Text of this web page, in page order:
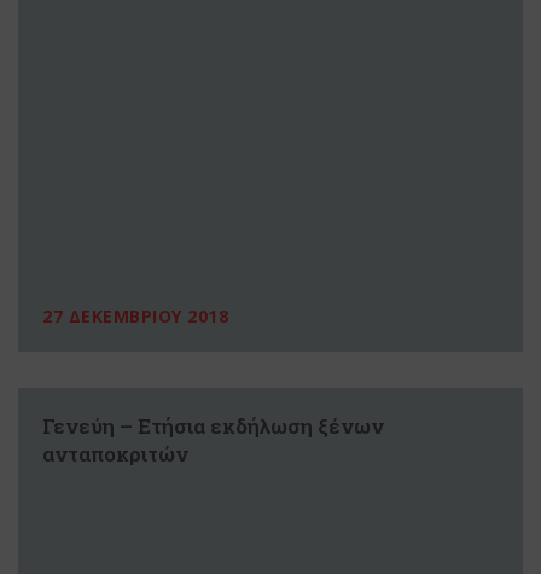
27 ΔΕΚΕΜΒΡΙΟΥ 2018
Γενεύη – Ετήσια εκδήλωση ξένων
ανταποκριτών